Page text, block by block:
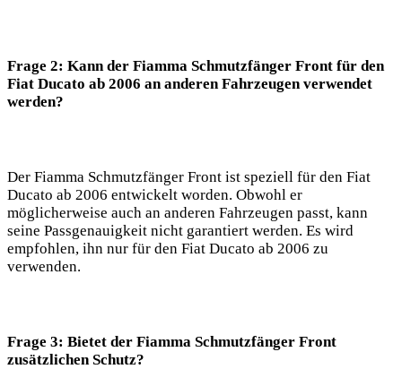
Frage 2: Kann der Fiamma Schmutzfänger Front für den
Fiat Ducato ab 2006 an anderen Fahrzeugen verwendet
werden?
Der Fiamma Schmutzfänger Front ist speziell für den Fiat
Ducato ab 2006 entwickelt worden. Obwohl er
möglicherweise auch an anderen Fahrzeugen passt, kann
seine Passgenauigkeit nicht garantiert werden. Es wird
empfohlen, ihn nur für den Fiat Ducato ab 2006 zu
verwenden.
Frage 3: Bietet der Fiamma Schmutzfänger Front
zusätzlichen Schutz?